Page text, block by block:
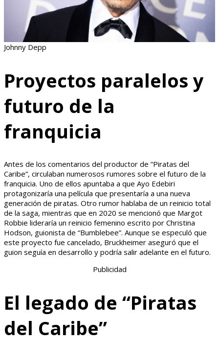
Johnny Depp
Proyectos paralelos y
futuro de la
franquicia
Antes de los comentarios del productor de “Piratas del
Caribe”, circulaban numerosos rumores sobre el futuro de la
franquicia. Uno de ellos apuntaba a que Ayo Edebiri
protagonizaría una película que presentaría a una nueva
generación de piratas. Otro rumor hablaba de un reinicio total
de la saga, mientras que en 2020 se mencionó que Margot
Robbie lideraría un reinicio femenino escrito por Christina
Hodson, guionista de “Bumblebee”. Aunque se especuló que
este proyecto fue cancelado, Bruckheimer aseguró que el
guion seguía en desarrollo y podría salir adelante en el futuro.
Publicidad
El legado de “Piratas
del Caribe”